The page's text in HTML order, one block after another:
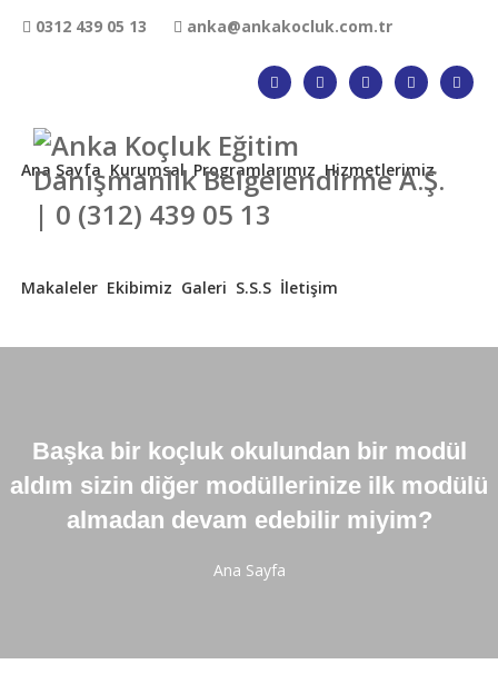
0312 439 05 13 anka@ankakocluk.com.tr
Ana Sayfa Kurumsal Programlarımız Hizmetlerimiz
Makaleler Ekibimiz Galeri S.S.S İletişim
Başka bir koçluk okulundan bir modül
aldım sizin diğer modüllerinize ilk modülü
almadan devam edebilir miyim?
Ana Sayfa